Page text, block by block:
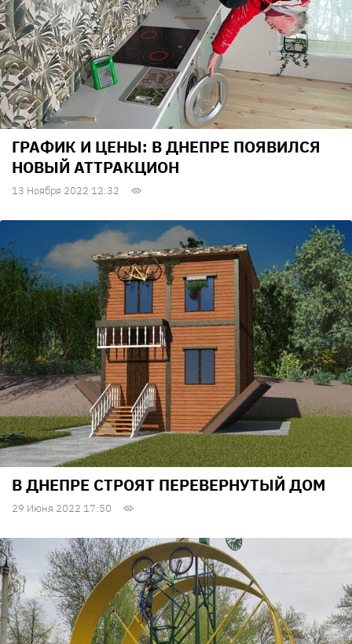
ГРАФИК И ЦЕНЫ: В ДНЕПРЕ ПОЯВИЛСЯ
НОВЫЙ АТТРАКЦИОН
13 Ноября 2022 12:32
В ДНЕПРЕ СТРОЯТ ПЕРЕВЕРНУТЫЙ ДОМ
29 Июня 2022 17:50